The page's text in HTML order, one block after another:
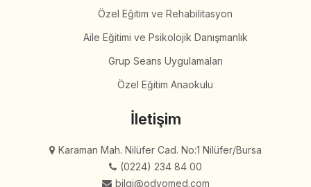
Özel Eğitim ve Rehabilitasyon
Aile Eğitimi ve Psikolojik Danışmanlık
Grup Seans Uygulamaları
Özel Eğitim Anaokulu
İletişim
Karaman Mah. Nilüfer Cad. No:1 Nilüfer/Bursa
(0224) 234 84 00
bilgi@odyomed.com